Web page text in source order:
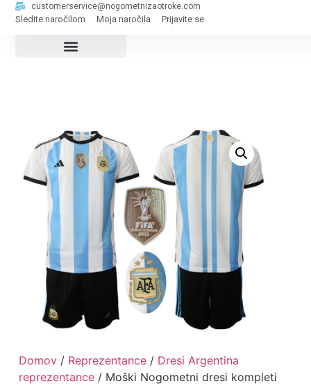
customerservice@nogometnizaotroke.com
Sledite naročilom Moja naročila Prijavite se
Domov/ Reprezentance/ Dresi Argentina
reprezentance/ Moški Nogometni dresi kompleti